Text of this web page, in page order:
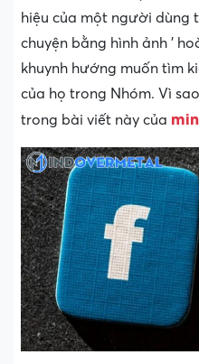
hiệu của một người dùng
chuyện bằng hình ảnh ’
khuynh hướng muốn tìm
của họ trong Nhóm. Vì
trong bài viết này của